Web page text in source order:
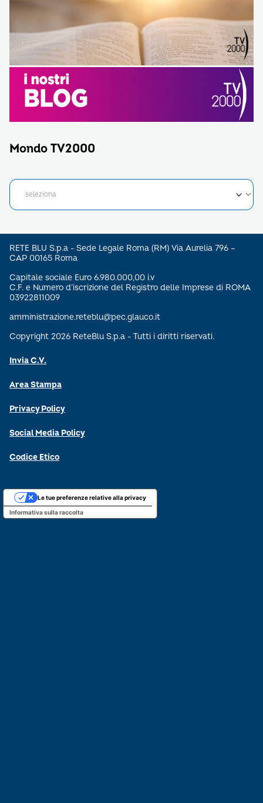
Mondo TV2000
RETE BLU S.p.a - Sede Legale Roma (RM) Via Aurelia 796 –
CAP 00165 Roma
Capitale sociale Euro 6.980.000,00 i.v
C.F. e Numero d’iscrizione del Registro delle Imprese di ROMA
03922811009
amministrazione.reteblu@pec.glauco.it
Copyright 2026 ReteBlu S.p.a - Tutti i diritti riservati.
Invia C.V.
Area Stampa
Privacy Policy
Social Media Policy
Codice Etico
Informativa sulla raccolta
Le tue preferenze relative alla privacy